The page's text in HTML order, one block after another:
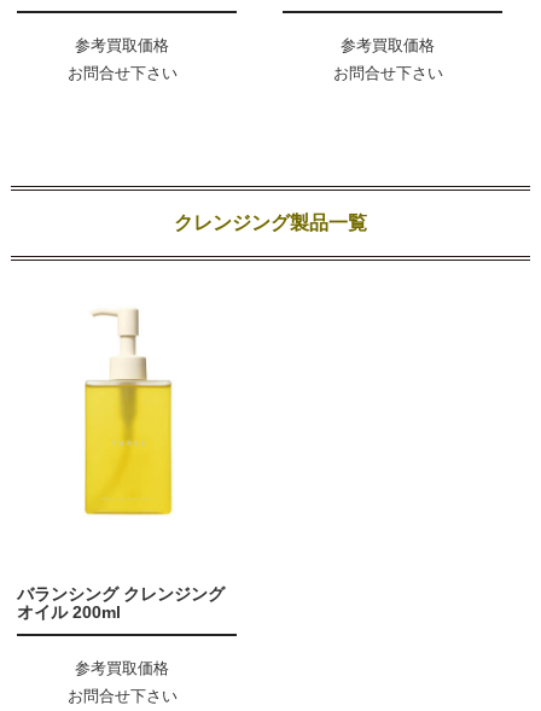
参考買取価格
お問合せ下さい
参考買取価格
お問合せ下さい
クレンジング製品一覧
バランシング クレンジング
オイル 200ml
参考買取価格
お問合せ下さい